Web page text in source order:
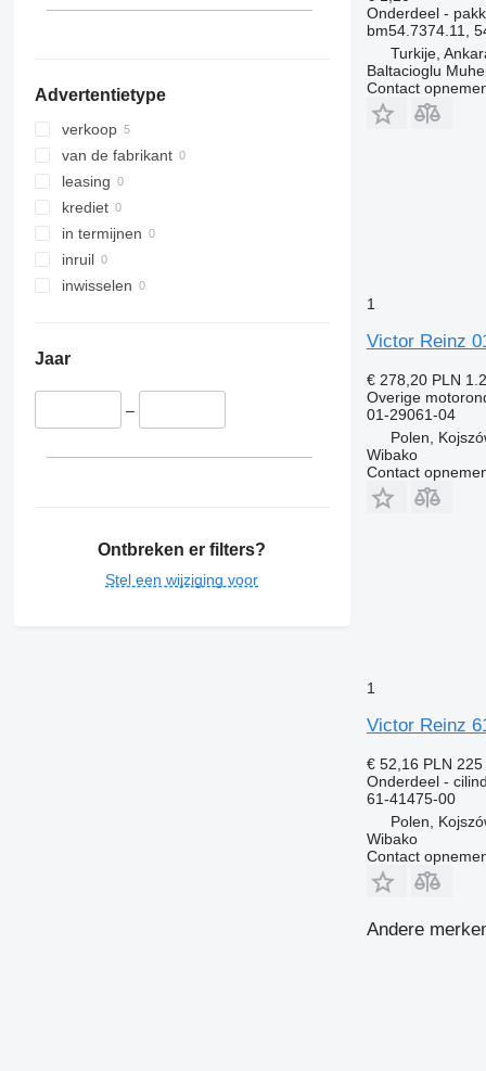
GP
M-series
PC
R-Class
S-Class
SK
Sprinter
Tourino
Tourismo
Travego
Unimog
Vito
Master
Maxity
Megane
Messenger
Midliner
Midlum
Premium
Sandero
Trafic
Twingo
FMX
G-series
L-series
N-series
S-series
SD
Terberg
V40
VNL
Advertentietype
verkoop
van de fabrikant
leasing
krediet
in termijnen
inruil
inwisselen
Jaar
–
Ontbreken er filters?
Stel een wijziging voor
Onderdeel -
bm54.7374.11,
Turkije,
Baltacioglu
Contact
1
Victor Reinz
€ 278,20 PLN
Overige
01-29061-04
Polen,
Wibako
Contact
1
Victor Reinz
€ 52,16 PLN 225
Onderdeel -
61-41475-00
Polen,
Wibako
Contact
Andere